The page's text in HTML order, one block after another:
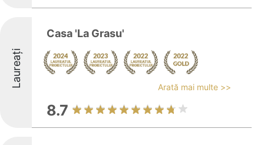
Laureați
Casa 'La Grasu'
Arată mai multe >>
8.7